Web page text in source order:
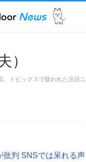
）
。トピックスで扱われた注目ニ
批判 SNSでは呆れる声